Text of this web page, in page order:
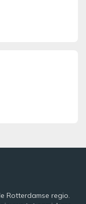
Rotterdamse regio.